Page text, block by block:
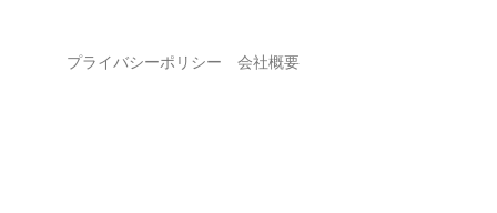
プライバシーポリシー 会社概要